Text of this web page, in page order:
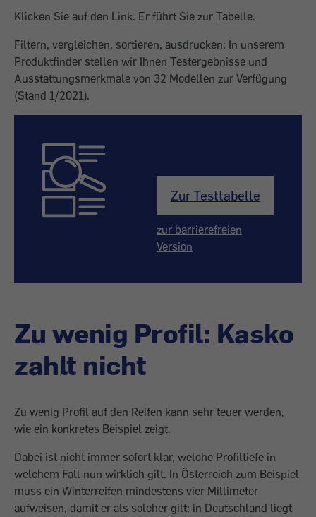
Klicken Sie auf den Link. Er führt Sie zur Tabelle.
Filtern, vergleichen, sortieren, ausdrucken: In unserem
Produktfinder stellen wir Ihnen Testergebnisse und
Ausstattungsmerkmale von 32 Modellen zur Verfügung
(Stand 1/2021).
Zur Testtabelle
zur barrierefreien
Version
Zu wenig Profil: Kasko
zahlt nicht
Zu wenig Profil auf den Reifen kann sehr teuer werden,
wie ein konkretes Beispiel zeigt.
Dabei ist nicht immer sofort klar, welche Profiltiefe in
welchem Fall nun wirklich gilt. In Österreich zum Beispiel
muss ein Winterreifen mindestens vier Millimeter
aufweisen, damit er als solcher gilt; in Deutschland liegt